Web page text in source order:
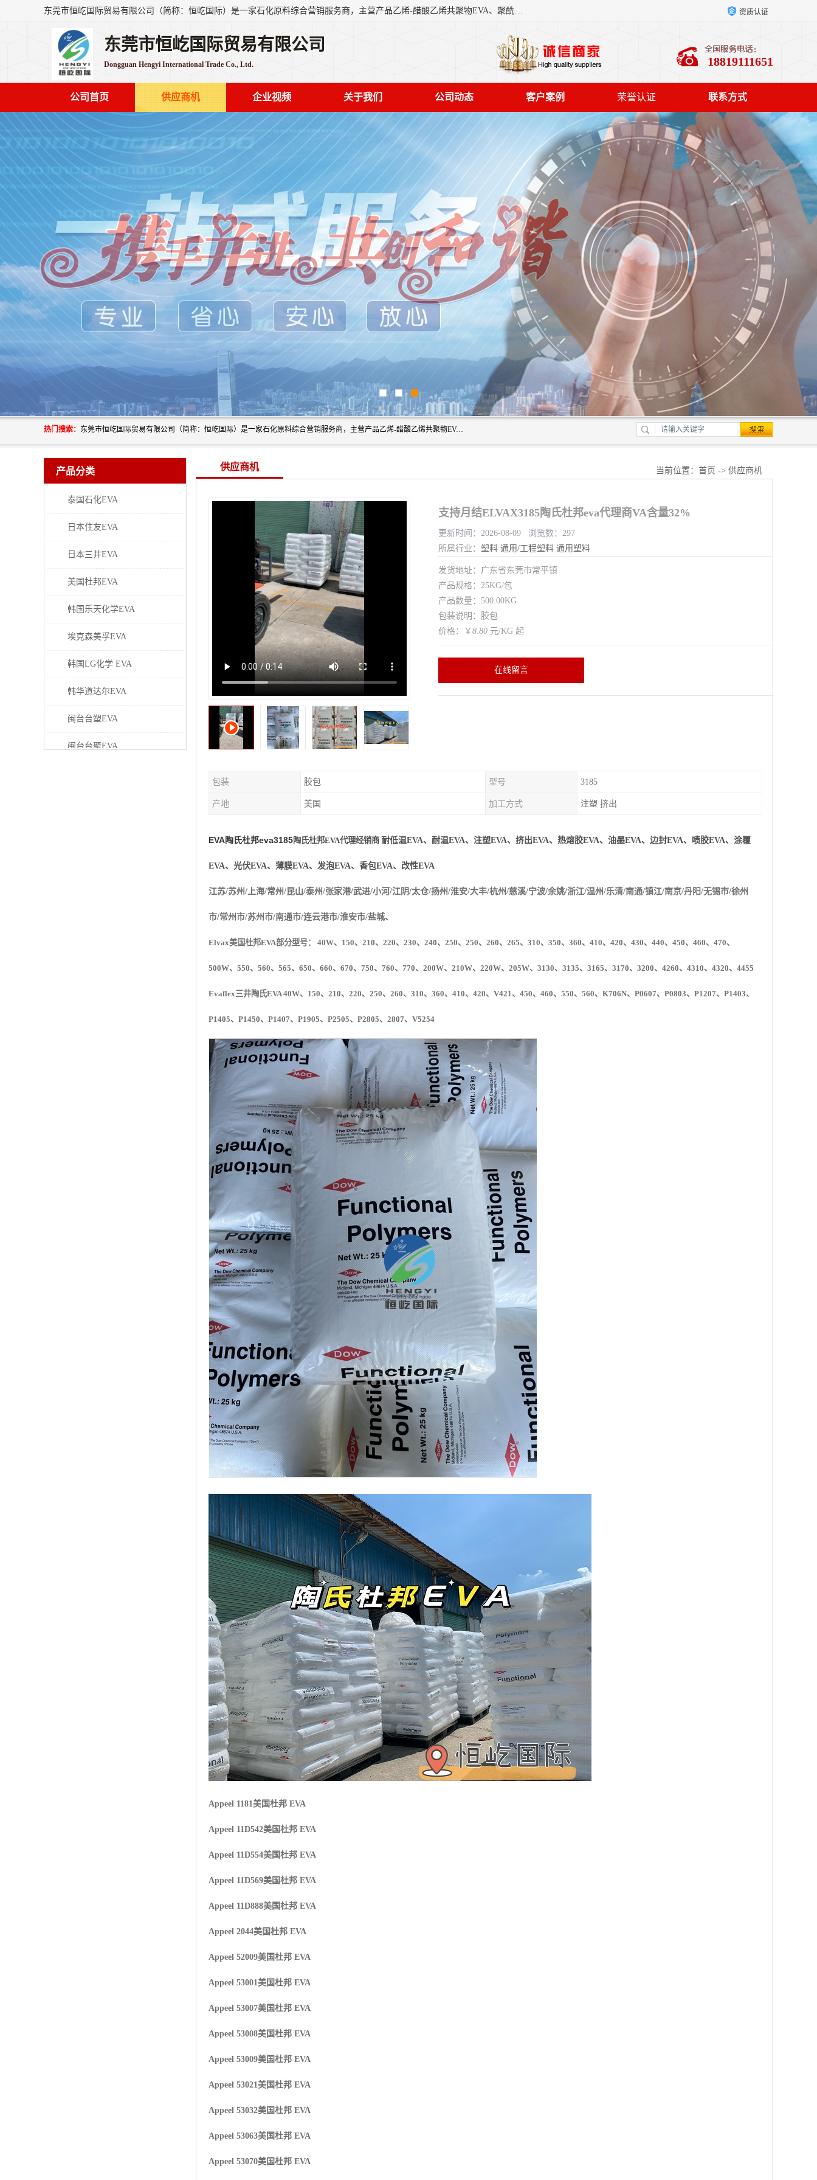
东莞市恒屹国际贸易有限公司（简称：恒屹国际）是一家石化原料综合营销服务商，主营产品乙烯-醋酸乙烯共聚物EVA、聚酰胺PA（尼龙）、醚酯型热塑弹性体TPEE等，公司秉承以市场为导向的战略思想，致力于大宗石化原料在中国市场的营销服务业务，为客户提供一站式的全面服务。 资质认证
东莞市恒屹国际贸易有限公司
Dongguan Hengyi International Trade Co., Ltd. 18819111651
公司首页 供应商机 企业视频 关于我们 公司动态 客户案例 荣誉认证 联系方式
热门搜索： 东莞市恒屹国际贸易有限公司（简称：恒屹国际）是一家石化原料综合营销服务商，主营产品乙烯-醋酸乙烯共聚物EVA、聚酰胺PA（尼龙）、醚酯型热塑弹性体TPEE等，公司秉承以市场为导向的战略思想，致力于大宗石化原料在中国市场的营销服务业务，为客户提供一站式的全面服务。
产品分类
泰国石化EVA
日本住友EVA
日本三井EVA
美国杜邦EVA
韩国乐天化学EVA
埃克森美孚EVA
韩国LG化学 EVA
韩华道达尔EVA
闽台台塑EVA
闽台台聚EVA
供应商机 当前位置： 首页 -> 供应商机
支持月结ELVAX3185陶氏杜邦eva代理商VA含量32%
更新时间：2026-08-09 浏览数：297
所属行业： 塑料 通用/工程塑料 通用塑料
发货地址：广东省东莞市常平镇
产品规格：25KG/包
产品数量：500.00KG
包装说明：胶包
价格：￥ 8.80 元/KG 起
在线留言
包装 胶包 型号 3185
产地 美国 加工方式 注塑 挤出
EVA陶氏杜邦eva3185陶氏杜邦EVA代理经销商 耐低温EVA、耐温EVA、注塑EVA、挤出EVA、热熔胶EVA、油墨EVA、边封EVA、喷胶EVA、涂覆
EVA、光伏EVA、薄膜EVA、发泡EVA、香包EVA、改性EVA
江苏/苏州/上海/常州/昆山/泰州/张家港/武进/小河/江阴/太仓/扬州/淮安/大丰/杭州/慈溪/宁波/余姚/浙江/温州/乐清/南通/镇江/南京/丹阳/无锡市/徐州
市/常州市/苏州市/南通市/连云港市/淮安市/盐城、
Elvax美国杜邦EVA部分型号： 40W、150、210、220、230、240、250、250、260、265、310、350、360、410、420、430、440、450、460、470、
500W、550、560、565、650、660、670、750、760、770、200W、210W、220W、205W、3130、3135、3165、3170、3200、4260、4310、4320、4455
Evaflex三井陶氏EVA 40W、 150、 210、 220、 250、 260、 310、 360、 410、 420、 V421、 450、 460、 550、 560、 K706N、 P0607、 P0803、 P1207、 P1403、
P1405、 P1450、 P1407、 P1905、 P2505、 P2805、 2807、 V5254
Appeel 1181美国杜邦 EVA
Appeel 11D542美国杜邦 EVA
Appeel 11D554美国杜邦 EVA
Appeel 11D569美国杜邦 EVA
Appeel 11D888美国杜邦 EVA
Appeel 2044美国杜邦 EVA
Appeel 52009美国杜邦 EVA
Appeel 53001美国杜邦 EVA
Appeel 53007美国杜邦 EVA
Appeel 53008美国杜邦 EVA
Appeel 53009美国杜邦 EVA
Appeel 53021美国杜邦 EVA
Appeel 53032美国杜邦 EVA
Appeel 53063美国杜邦 EVA
Appeel 53070美国杜邦 EVA